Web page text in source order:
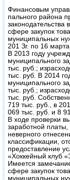
Финансовым
пального района
сфере закупок
муниципальных
201 Зг. по 16 марта
В 2013 году
муниципального
тыс. руб.;
тыс. руб. В 2014
муниципального
тыс. руб.;
тыс. руб.
719 тыс. руб., в
069 тыс. руб. и 8
В ходе проверки
заработной
неверного
классификации,
предоставление
«Хоккейный клуб
Имеется
сфере закупок
муниципальных